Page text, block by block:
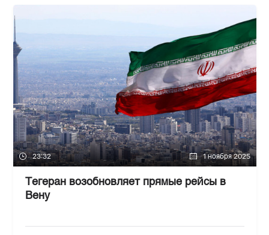
23:32 1 ноября 2025
Тегеран возобновляет прямые рейсы в
Вену